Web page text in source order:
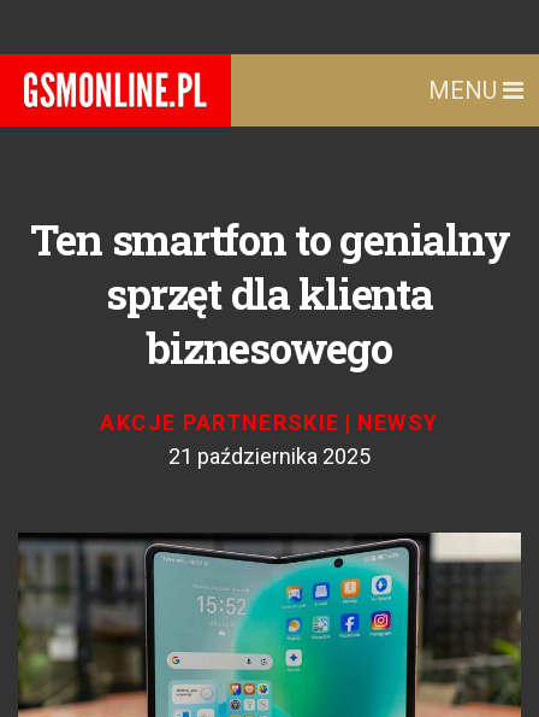
MENU
Ten smartfon to genialny
sprzęt dla klienta
biznesowego
AKCJE PARTNERSKIE | NEWSY
21 października 2025